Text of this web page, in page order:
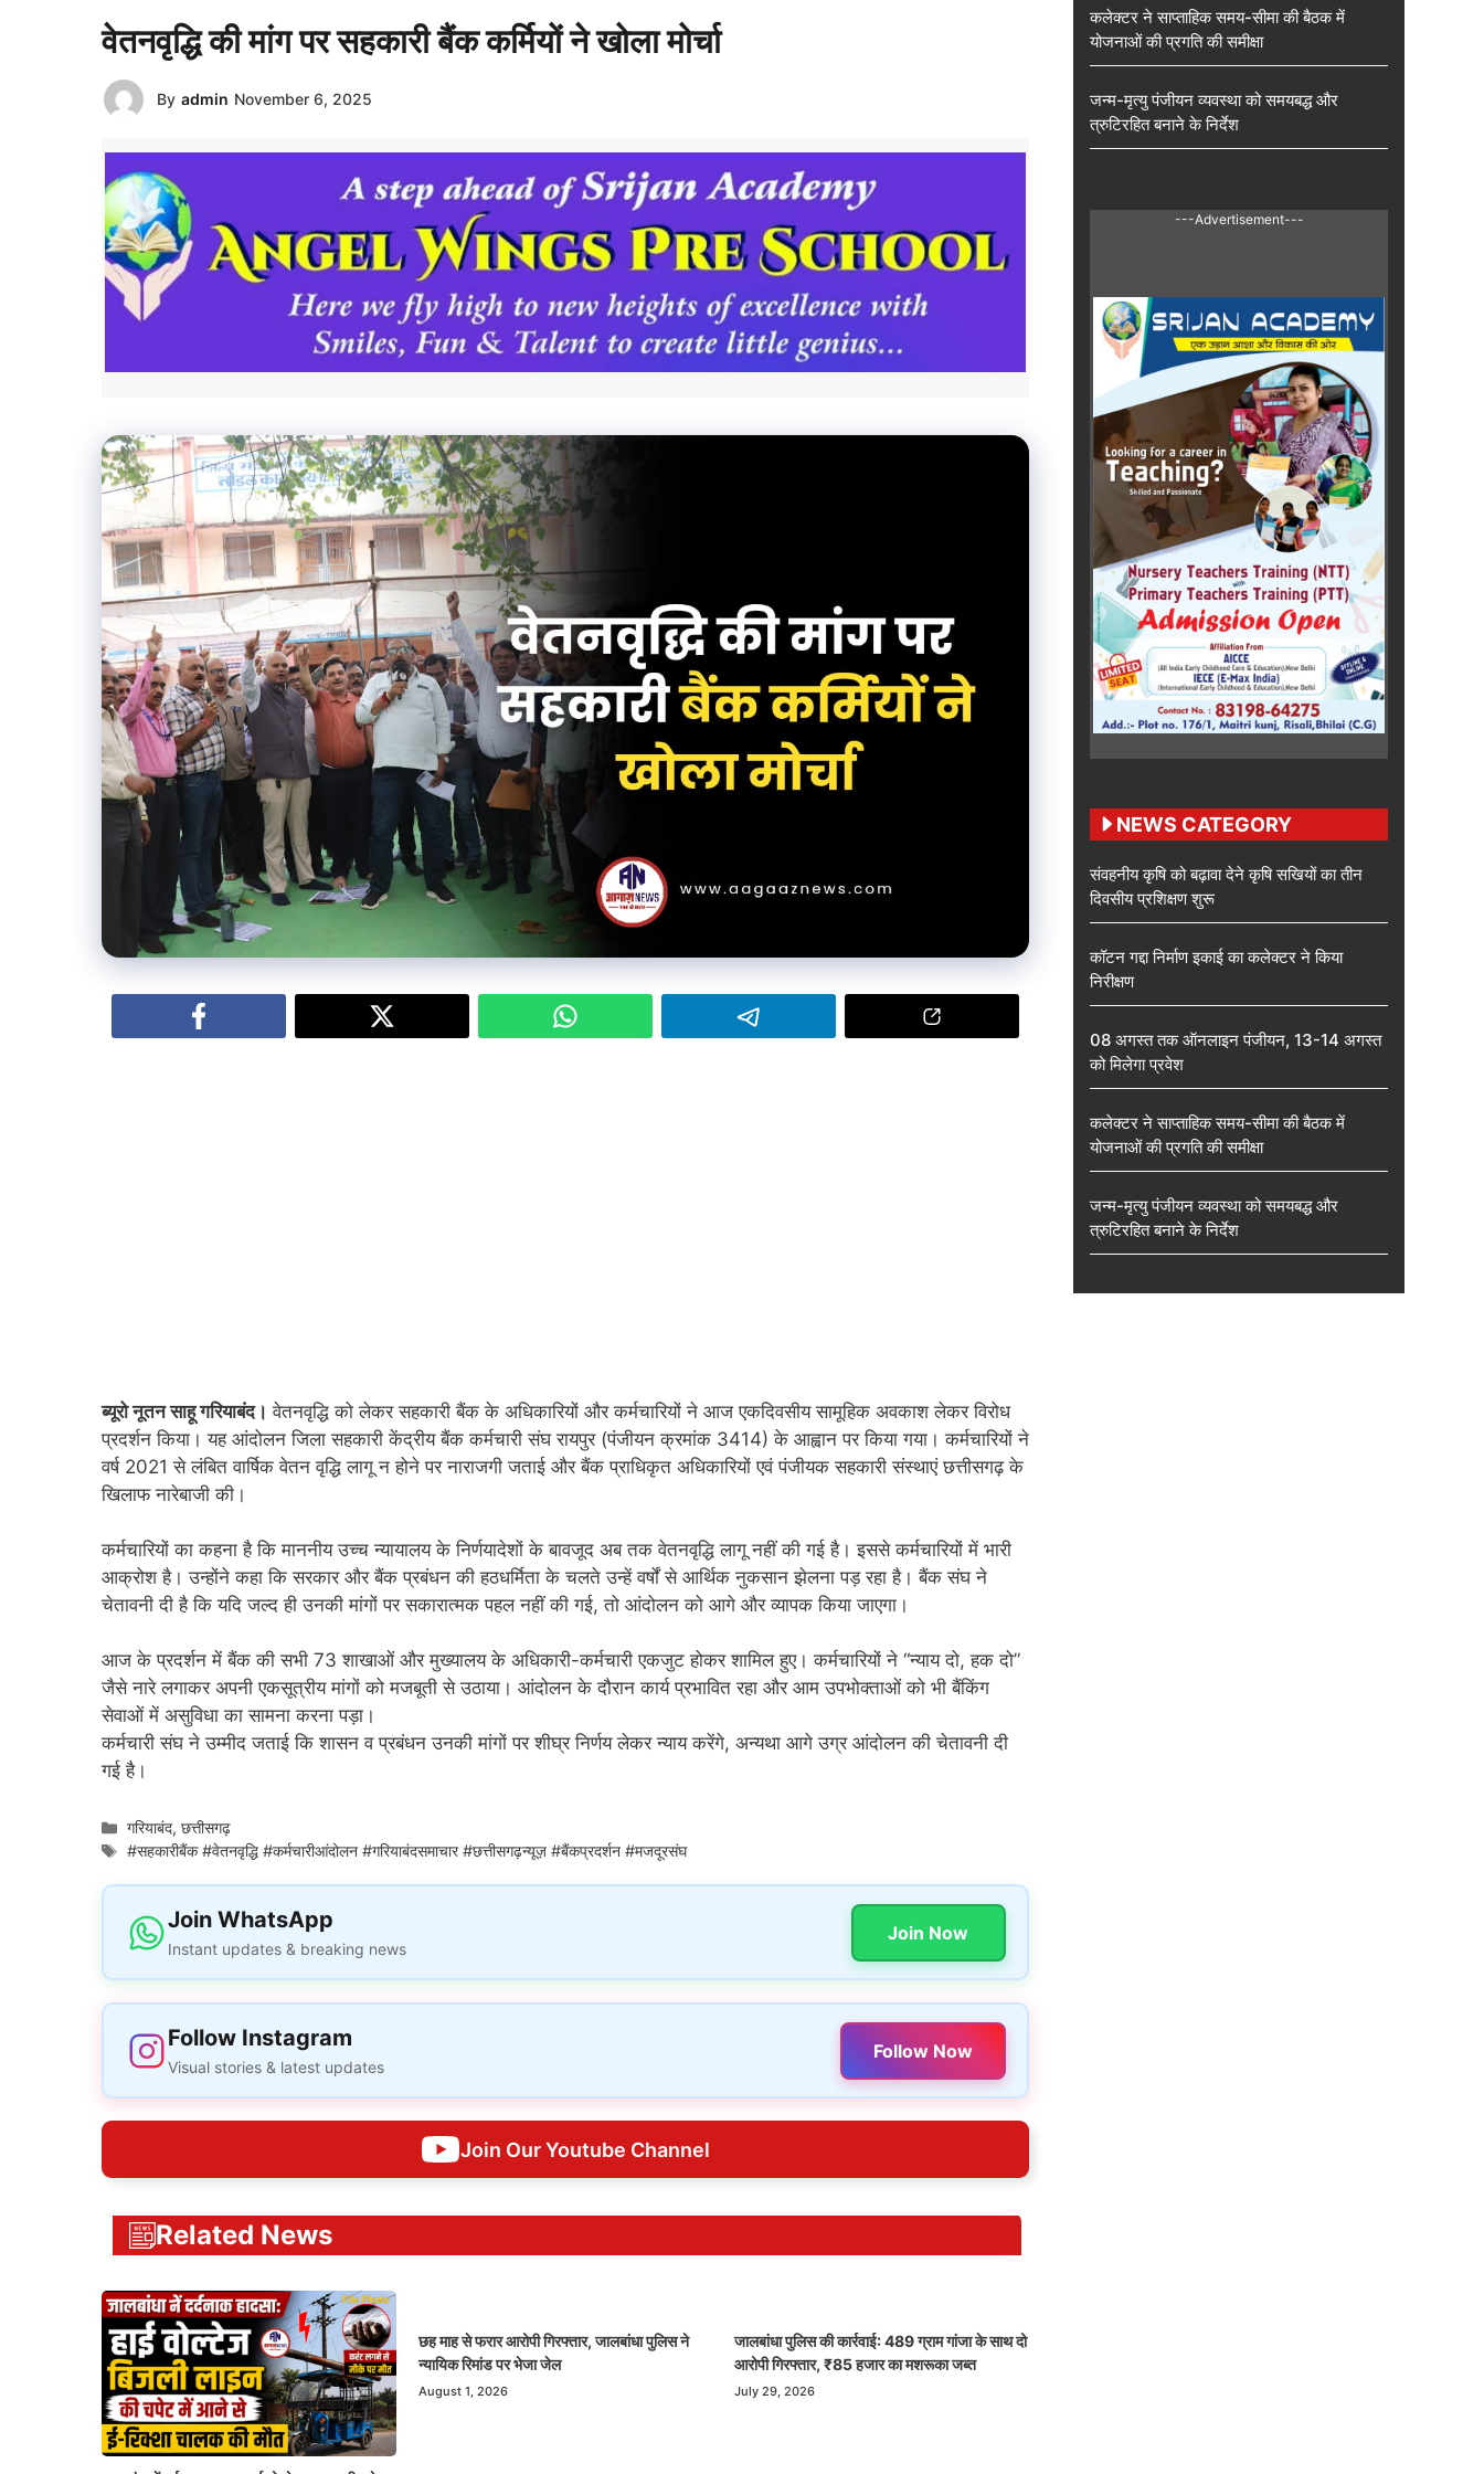
वेतनवृद्धि की मांग पर सहकारी बैंक कर्मियों ने खोला मोर्चा
By admin November 6, 2025
ब्यूरो नूतन साहू गरियाबंद। वेतनवृद्धि को लेकर सहकारी बैंक के अधिकारियों और कर्मचारियों ने आज एकदिवसीय सामूहिक अवकाश लेकर विरोध
प्रदर्शन किया। यह आंदोलन जिला सहकारी केंद्रीय बैंक कर्मचारी संघ रायपुर (पंजीयन क्रमांक 3414) के आह्वान पर किया गया। कर्मचारियों ने
वर्ष 2021 से लंबित वार्षिक वेतन वृद्धि लागू न होने पर नाराजगी जताई और बैंक प्राधिकृत अधिकारियों एवं पंजीयक सहकारी संस्थाएं छत्तीसगढ़ के
खिलाफ नारेबाजी की।
कर्मचारियों का कहना है कि माननीय उच्च न्यायालय के निर्णयादेशों के बावजूद अब तक वेतनवृद्धि लागू नहीं की गई है। इससे कर्मचारियों में भारी
आक्रोश है। उन्होंने कहा कि सरकार और बैंक प्रबंधन की हठधर्मिता के चलते उन्हें वर्षों से आर्थिक नुकसान झेलना पड़ रहा है। बैंक संघ ने
चेतावनी दी है कि यदि जल्द ही उनकी मांगों पर सकारात्मक पहल नहीं की गई, तो आंदोलन को आगे और व्यापक किया जाएगा।
आज के प्रदर्शन में बैंक की सभी 73 शाखाओं और मुख्यालय के अधिकारी-कर्मचारी एकजुट होकर शामिल हुए। कर्मचारियों ने “न्याय दो, हक दो”
जैसे नारे लगाकर अपनी एकसूत्रीय मांगों को मजबूती से उठाया। आंदोलन के दौरान कार्य प्रभावित रहा और आम उपभोक्ताओं को भी बैंकिंग
सेवाओं में असुविधा का सामना करना पड़ा।
कर्मचारी संघ ने उम्मीद जताई कि शासन व प्रबंधन उनकी मांगों पर शीघ्र निर्णय लेकर न्याय करेंगे, अन्यथा आगे उग्र आंदोलन की चेतावनी दी
गई है।
Categories
गरियाबंद,छत्तीसगढ़
Tags
#सहकारीबैंक #वेतनवृद्धि #कर्मचारीआंदोलन #गरियाबंदसमाचार #छत्तीसगढ़न्यूज़ #बैंकप्रदर्शन #मजदूरसंघ
Join WhatsApp
Instant updates & breaking news
Join Now
Follow Instagram
Visual stories & latest updates
Follow Now
Join Our Youtube Channel
Related News
छह माह से फरार आरोपी गिरफ्तार, जालबांधा पुलिस ने
न्यायिक रिमांड पर भेजा जेल
August 1, 2026
जालबांधा पुलिस की कार्रवाई: 489 ग्राम गांजा के साथ दो
आरोपी गिरफ्तार, ₹85 हजार का मशरूका जब्त
July 29, 2026
कलेक्टर ने साप्ताहिक समय-सीमा की बैठक में
योजनाओं की प्रगति की समीक्षा
जन्म-मृत्यु पंजीयन व्यवस्था को समयबद्ध और
त्रुटिरहित बनाने के निर्देश
---Advertisement---
NEWS CATEGORY
संवहनीय कृषि को बढ़ावा देने कृषि सखियों का तीन
दिवसीय प्रशिक्षण शुरू
कॉटन गद्दा निर्माण इकाई का कलेक्टर ने किया
निरीक्षण
08 अगस्त तक ऑनलाइन पंजीयन, 13-14 अगस्त
को मिलेगा प्रवेश
कलेक्टर ने साप्ताहिक समय-सीमा की बैठक में
योजनाओं की प्रगति की समीक्षा
जन्म-मृत्यु पंजीयन व्यवस्था को समयबद्ध और
त्रुटिरहित बनाने के निर्देश